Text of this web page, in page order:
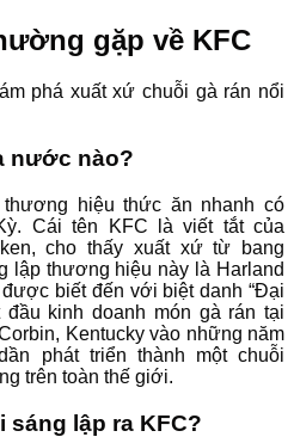
gặp về KFC
nước nào?
hiệu thức ăn nhanh có
Cái tên KFC là viết tắt của
cho thấy xuất xứ từ bang
lập thương hiệu này là Harland
biết đến với biệt danh “Đại
đầu kinh doanh món gà rán tại
Kentucky vào những năm
phát triển thành một chuỗi
trên toàn thế giới.
sáng lập ra KFC?